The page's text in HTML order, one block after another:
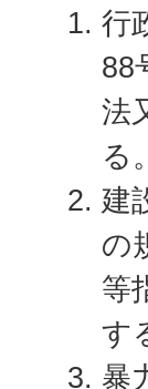
行
88
法
る
建
の
等
す
暴